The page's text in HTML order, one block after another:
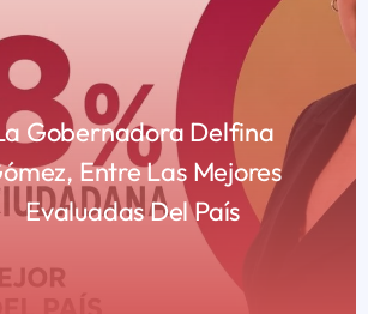
Gobernadora Delfina
Entre Las Mejores
Evaluadas Del País